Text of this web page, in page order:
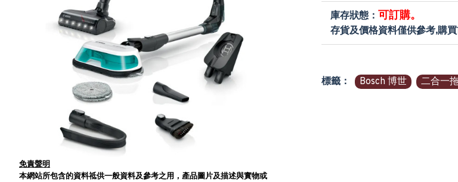
免責聲明
本網站所包含的資料祗供一般資料及參考之用，產品圖片及描述與實物或
庫存狀態： 可訂購。
存貨及價格資料僅供參考,購
標籤： Bosch 博世 二合一